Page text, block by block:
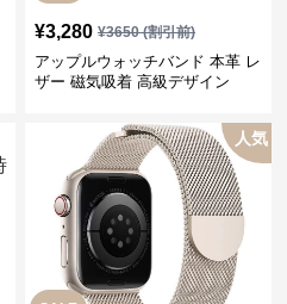
¥3,280 ¥3650(割引前)
アップルウォッチバンド 本革 レ
ザー 磁気吸着 高級デザイン
人気